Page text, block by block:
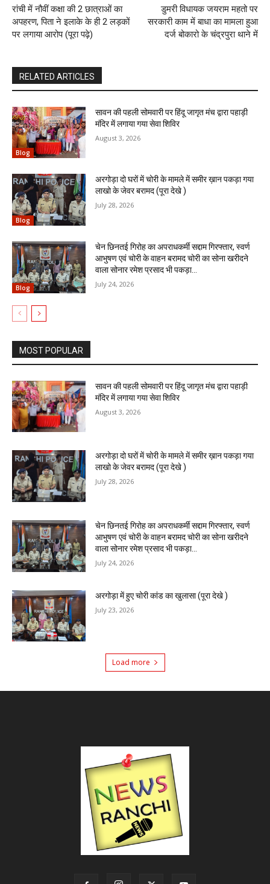
रांची में नौवीं कक्षा की 2 छात्राओं का
अपहरण, पिता ने इलाके के ही 2 लड़कों
पर लगाया आरोप (पूरा पढ़े)
डुमरी विधायक जयराम महतो पर
सरकारी काम में बाधा का मामला हुआ
दर्ज बोकारो के चंद्रपुरा थाने में
RELATED ARTICLES
Blog
सावन की पहली सोमवारी पर हिंदू जागृत मंच द्वारा पहाड़ी
मंदिर में लगाया गया सेवा शिविर
August 3, 2026
Blog
अरगोड़ा दो घरों में चोरी के मामले में समीर ख़ान पकड़ा गया
लाखो के जेवर बरामद (पूरा देखे )
July 28, 2026
Blog
चेन छिनतई गिरोह का अपराधकर्मी सद्दाम गिरफ्तार, स्वर्ण
आभुषण एवं चोरी के वाहन बरामद चोरी का सोना खरीदने
वाला सोनार रमेश प्रसाद भी पकड़ा...
July 24, 2026
MOST POPULAR
सावन की पहली सोमवारी पर हिंदू जागृत मंच द्वारा पहाड़ी
मंदिर में लगाया गया सेवा शिविर
August 3, 2026
अरगोड़ा दो घरों में चोरी के मामले में समीर ख़ान पकड़ा गया
लाखो के जेवर बरामद (पूरा देखे )
July 28, 2026
चेन छिनतई गिरोह का अपराधकर्मी सद्दाम गिरफ्तार, स्वर्ण
आभुषण एवं चोरी के वाहन बरामद चोरी का सोना खरीदने
वाला सोनार रमेश प्रसाद भी पकड़ा...
July 24, 2026
अरगोड़ा में हुए चोरी कांड का खुलासा (पूरा देखे )
July 23, 2026
Load more